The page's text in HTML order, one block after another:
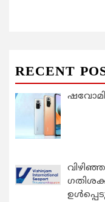
RECENT
ഷവോമി